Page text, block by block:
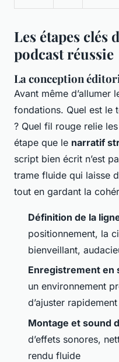
Les étapes
podcast réussie
La conception
Avant même
fondations. Quel est le
? Quel fil rouge relie
étape que le narratif
script bien écrit n’est
trame fluide qui laisse
tout en gardant la
Définition de la
positionnement, la
bienveillant,
Enregistrement en
un environnement
d’ajuster rapidement
Montage et sound
d’effets sonores,
rendu fluide